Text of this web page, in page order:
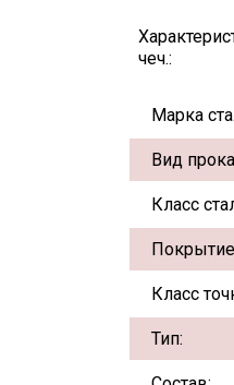
чеч.:
Марка
Вид
Класс
Класс
Тип: